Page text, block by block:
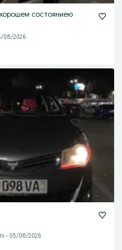
хорошем состояниею
08/2026
- 05/08/2026